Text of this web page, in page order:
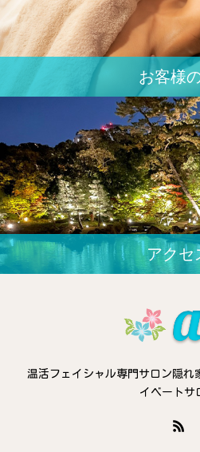
お客様
アクセ
温活フェイシャル専門サロン隠
イベートサ